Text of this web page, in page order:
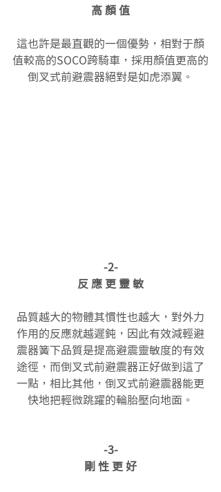
高 顏 值
這也許是最直觀的一個優勢，相對于顏
值較高的SOCO跨騎車，採用顏值更高的
倒叉式前避震器絕對是如虎添翼。
-2-
反 應 更 靈 敏
品質越大的物體其慣性也越大，對外力
作用的反應就越遲鈍，因此有效減輕避
震器簧下品質是提高避震靈敏度的有效
途徑，而倒叉式前避震器正好做到這了
一點，相比其他，倒叉式前避震器能更
快地把輕微跳躍的輪胎壓向地面。
-3-
剛 性 更 好